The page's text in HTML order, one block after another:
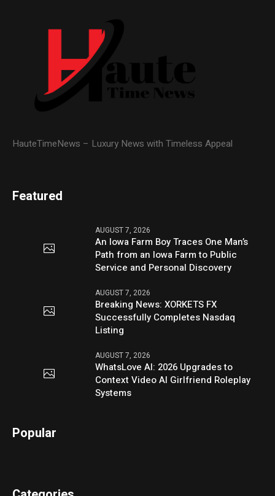
HauteTimeNews – Luxury News with Timeless Appeal
Featured
AUGUST 7, 2026
An Iowa Farm Boy Traces One Man’s
Path from an Iowa Farm to Public
Service and Personal Discovery
AUGUST 7, 2026
Breaking News: XORKETS FX
Successfully Completes Nasdaq
Listing
AUGUST 7, 2026
WhatsLove AI: 2026 Upgrades to
Context Video AI Girlfriend Roleplay
Systems
Popular